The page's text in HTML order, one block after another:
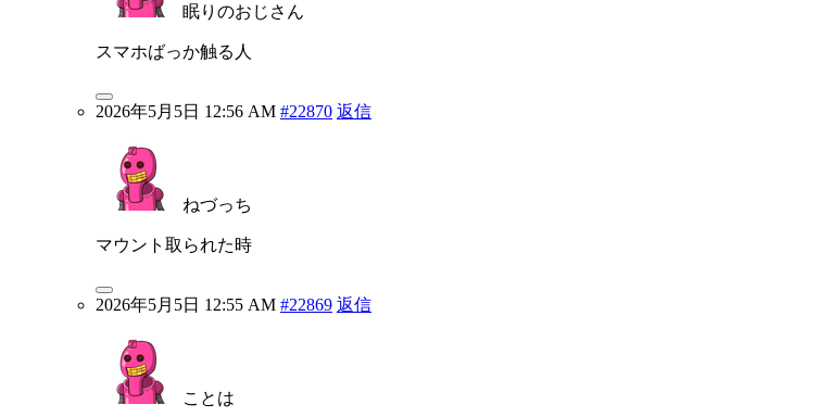
眠りのおじさん
スマホばっか触る人
2026年5月5日 12:56 AM #22870 返信
ねづっち
マウント取られた時
2026年5月5日 12:55 AM #22869 返信
ことは